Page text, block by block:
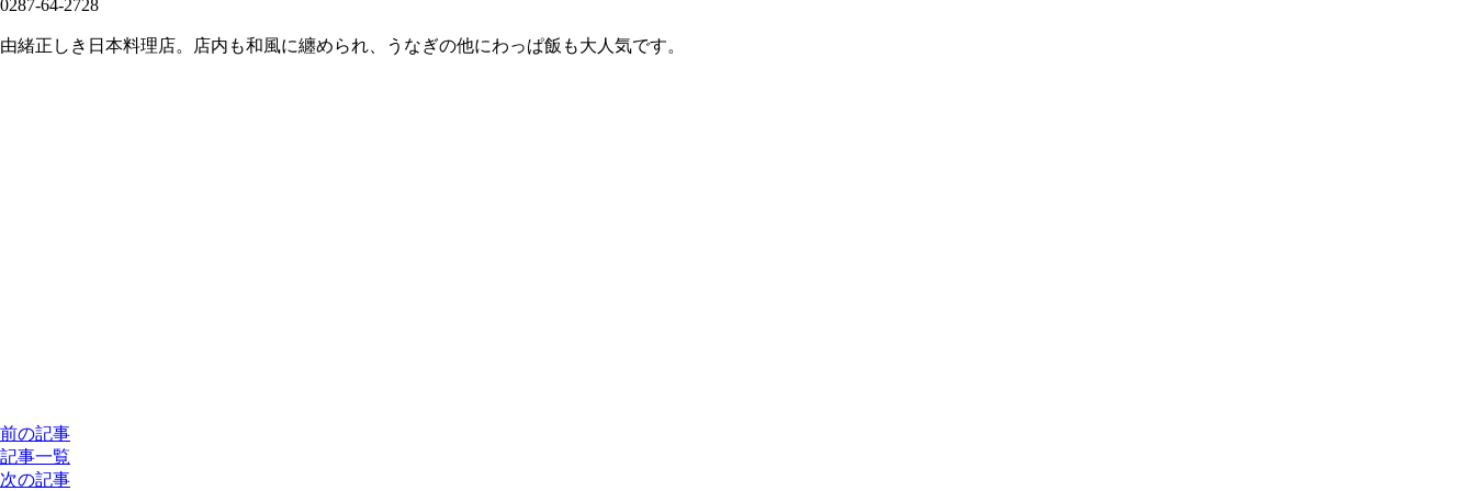
0287-64-2728
由緒正しき日本料理店。店内も和風に纏められ、うなぎの他にわっぱ飯も大人気です。
前の記事
記事一覧
次の記事